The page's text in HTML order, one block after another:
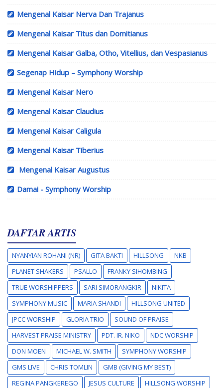
Mengenal Kaisar Nerva Dan Trajanus
Mengenal Kaisar Titus dan Domitianus
Mengenal Kaisar Galba, Otho, Vitellius, dan Vespasianus
Segenap Hidup – Symphony Worship
Mengenal Kaisar Nero
Mengenal Kaisar Claudius
Mengenal Kaisar Caligula
Mengenal Kaisar Tiberius
Mengenal Kaisar Augustus
Damai - Symphony Worship
DAFTAR ARTIS
NYANYIAN ROHANI (NR) GITA BAKTI HILLSONG
NKB
PLANET SHAKERS
PSALLO
FRANKY SIHOMBING
TRUE WORSHIPPERS
SARI SIMORANGKIR
NIKITA
SYMPHONY MUSIC
MARIA SHANDI
HILLSONG UNITED
JPCC WORSHIP
GLORIA TRIO
SOUND OF PRAISE
HARVEST PRAISE MINISTRY
PDT. IR. NIKO
NDC WORSHIP
DON MOEN
MICHAEL W. SMITH
SYMPHONY WORSHIP
GMS LIVE
CHRIS TOMLIN
GMB (GIVING MY BEST)
REGINA PANGKEREGO
JESUS CULTURE
HILLSONG WORSHIP